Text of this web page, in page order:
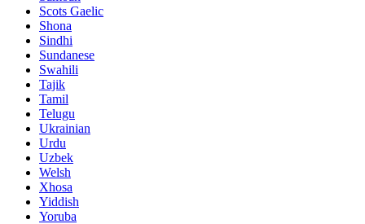
Scots Gaelic
Shona
Sindhi
Sundanese
Swahili
Tajik
Tamil
Telugu
Ukrainian
Urdu
Uzbek
Welsh
Xhosa
Yiddish
Yoruba